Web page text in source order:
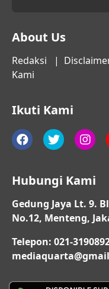
About Us
Redaksi |
Kami
Ikuti Kami
Hubungi Kami
Gedung Jaya Lt. 9.
No.12, Menteng,
Telepon: 021-